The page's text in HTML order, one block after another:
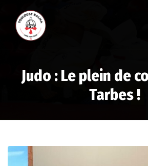
Judo : Le plein de
Tarbes !